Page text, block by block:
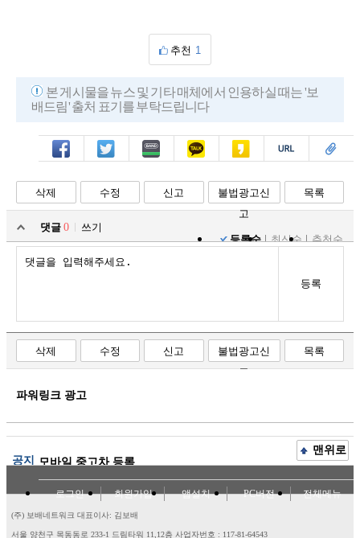
추천 1
본 게시물을 뉴스 및 기타 매체에서 인용하실 때는 '보
배드림' 출처 표기를 부탁드립니다
페북 트윗 밴드 카톡 카스 복사 스크랩
삭제 수정 신고
불법광고신
고
목록
댓글 0
쓰기
등록순
최신순 추천순
등록
삭제 수정 신고
불법광고신
고
목록
파워링크 광고
공지 모바일 중고차 등록
맨위로
로그인 회원가입 앱설치 PC버전 전체메뉴
(주) 보배네트워크 대표이사: 김보배
서울 양천구 목동동로 233-1 드림타워 11,12층 사업자번호 : 117-81-64543